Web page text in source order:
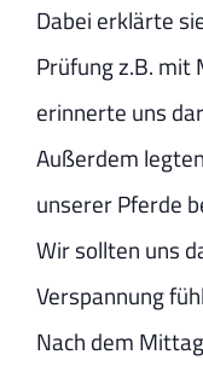
Dabei erklärte
Prüfung z.B. mit
erinnerte uns
Außerdem
unserer Pferde
Wir sollten uns
Verspannung
Nach dem